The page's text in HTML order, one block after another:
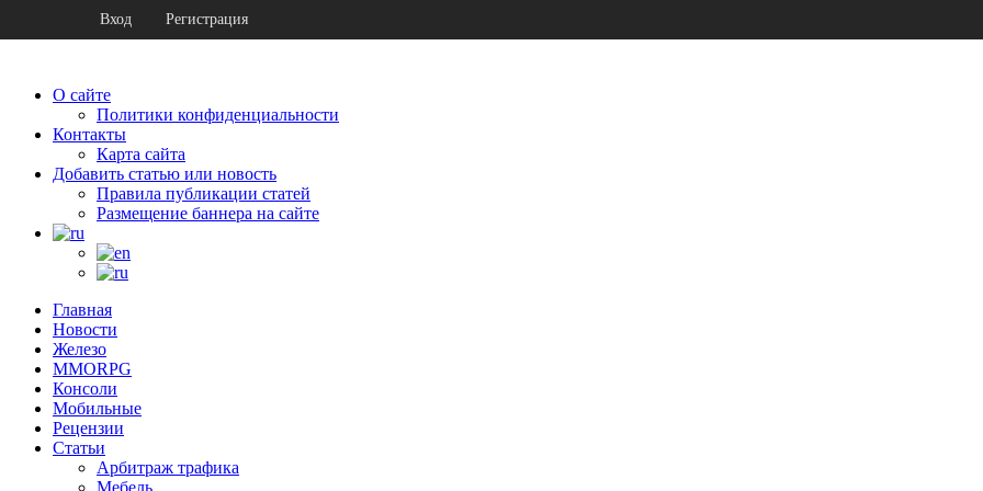
О сайте
Политики конфиденциальности
Контакты
Карта сайта
Добавить статью или новость
Правила публикации статей
Размещение баннера на сайте
Главная
Новости
Железо
MMORPG
Консоли
Мобильные
Рецензии
Статьи
Арбитраж трафика
Мебель
Вход Регистрация